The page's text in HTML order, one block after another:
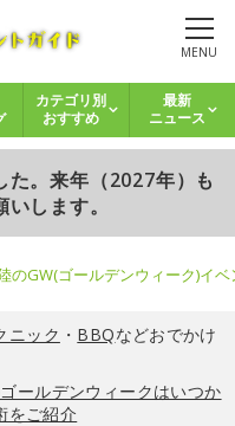
MENU
カテゴリ別
おすすめ
最新
ニュース
。来年（2027年）も
します。
のGW(ゴールデンウィーク)イ
ニック ・ BBQなどおでかけ
ールデンウィークはいつか
をご紹介